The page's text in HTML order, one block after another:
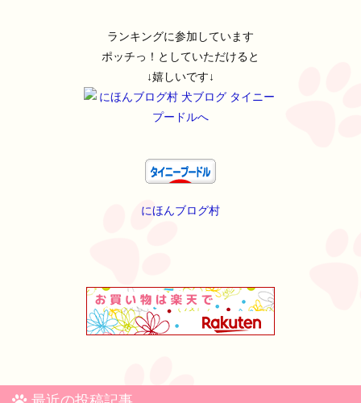
ランキングに参加しています
ポッチっ！としていただけると
↓嬉しいです↓
にほんブログ村